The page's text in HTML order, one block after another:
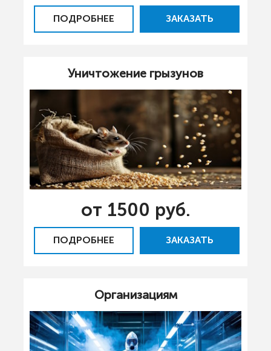
ПОДРОБНЕЕ ЗАКАЗАТЬ
Уничтожение грызунов
от 1500 руб.
ПОДРОБНЕЕ ЗАКАЗАТЬ
Организациям